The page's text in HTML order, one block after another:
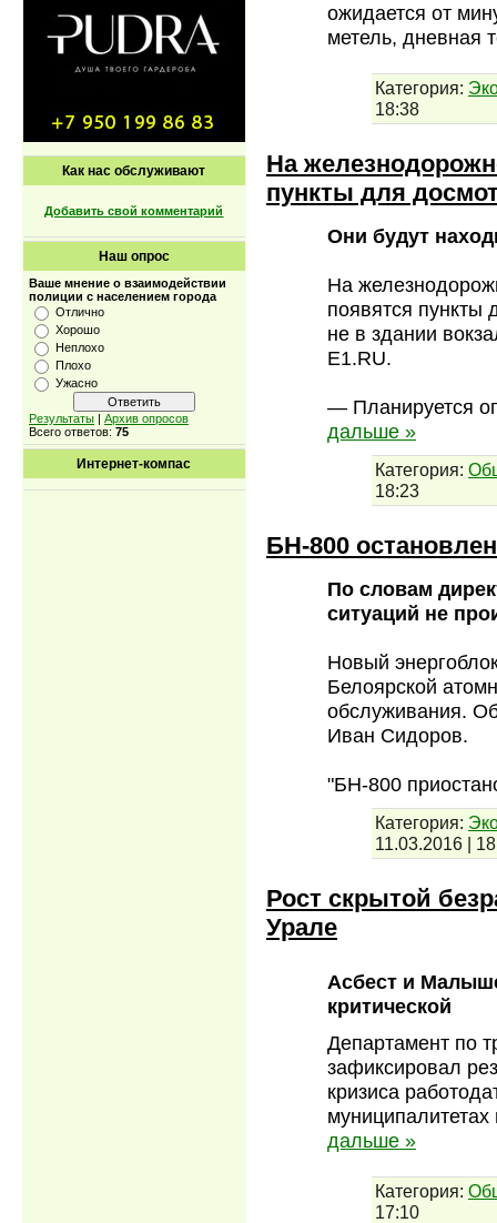
Как нас обслуживают
Добавить свой комментарий
Наш опрос
Ваше мнение о взаимодействии
полиции с населением города
Отлично
Хорошо
Неплохо
Плохо
Ужасно
Результаты | Архив опросов
Всего ответов: 75
Интернет-компас
ожидается от
метель, дневная
Категория:
18:38
На
пункты для
Они будут
На
появятся пункты
не в здании
Е1.RU.
— Планируется
дальше »
Категория:
18:23
БН-800
По словам
ситуаций не
Новый
Белоярской
обслуживания.
Иван Сидоров.
"БН-800
Категория:
11.03.2016 |
Рост скрытой
Урале
Асбест и
критической
Департамент по
зафиксировал
кризиса
дальше »
Категория:
17:10